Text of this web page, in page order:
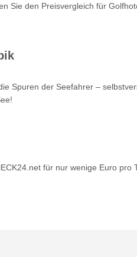
Sie den Preisvergleich für
Spuren der Seefahrer –
für nur wenige Euro